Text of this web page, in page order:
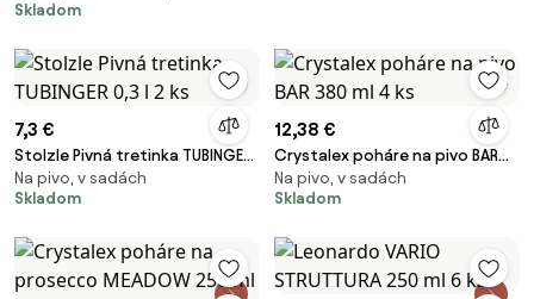
Skladom
7,3 €
Stolzle Pivná tretinka TUBINGER
0,3 l 2 ks
Na pivo, v sadách
Skladom
12,38 €
Crystalex poháre na pivo BAR
380 ml 4 ks
Na pivo, v sadách
Skladom